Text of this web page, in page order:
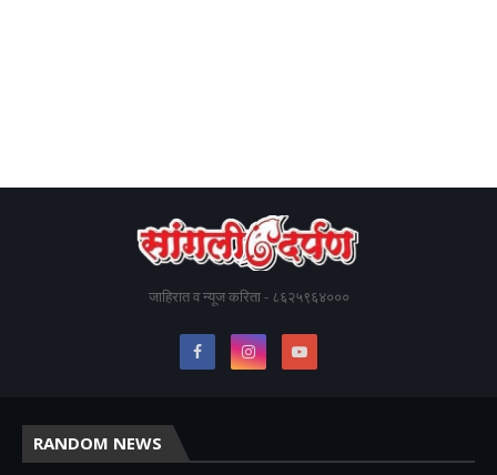
जाहिरात व न्यूज करिता - ८६२५९६४०००
RANDOM NEWS